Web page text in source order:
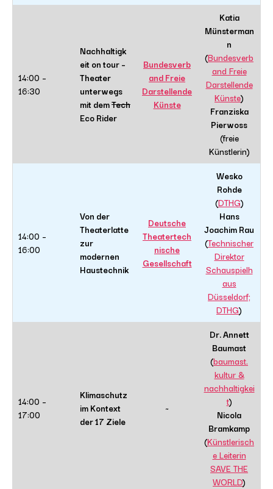
14:00 –
16:30
Nachhaltigk
eit on tour –
Theater
unterwegs
mit demTech
Eco Rider
Bundesverb
and Freie
Darstellende
Künste
Katia
Münsterman
n
(Bundesverb
and Freie
Darstellende
Künste)
Franziska
Pierwoss
(freie
Künstlerin)
14:00 –
16:00
Von der
Theaterlatte
zur
modernen
Haustechnik
Deutsche
Theatertech
nische
Gesellschaft
Wesko
Rohde
(DTHG)
Hans
Joachim Rau
(Technischer
Direktor
Schauspielh
aus
Düsseldorf;
DTHG)
14:00 –
17:00
Klimaschutz
im Kontext
der 17 Ziele
~
Dr. Annett
Baumast
(baumast.
kultur &
nachhaltigkei
t)
Nicola
Bramkamp
(Künstlerisch
e Leiterin
SAVE THE
WORLD)